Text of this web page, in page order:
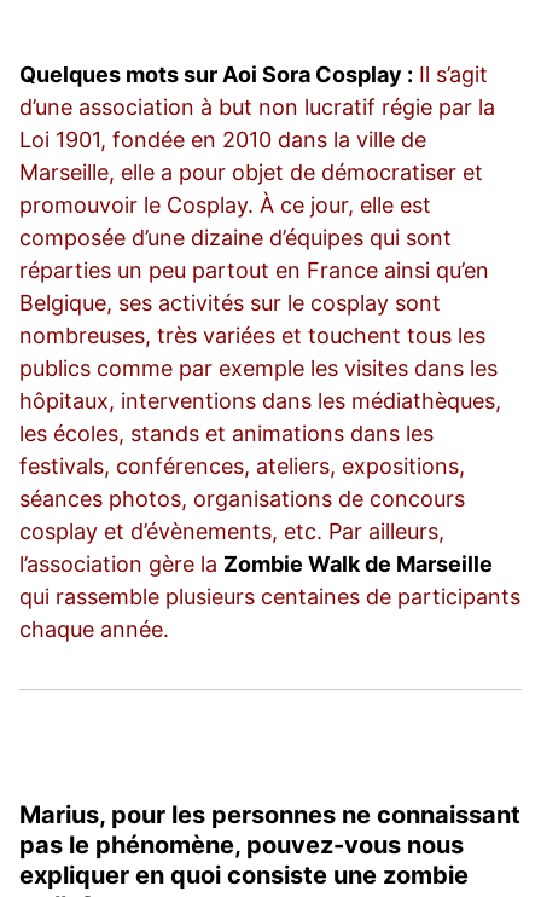
Quelques mots sur Aoi Sora Cosplay : Il s’agit
d’une association à but non lucratif régie par la
Loi 1901, fondée en 2010 dans la ville de
Marseille, elle a pour objet de démocratiser et
promouvoir le Cosplay. À ce jour, elle est
composée d’une dizaine d’équipes qui sont
réparties un peu partout en France ainsi qu’en
Belgique, ses activités sur le cosplay sont
nombreuses, très variées et touchent tous les
publics comme par exemple les visites dans les
hôpitaux, interventions dans les médiathèques,
les écoles, stands et animations dans les
festivals, conférences, ateliers, expositions,
séances photos, organisations de concours
cosplay et d’évènements, etc. Par ailleurs,
l’association gère la Zombie Walk de Marseille
qui rassemble plusieurs centaines de participants
chaque année.
Marius, pour les personnes ne connaissant
pas le phénomène, pouvez-vous nous
expliquer en quoi consiste une zombie